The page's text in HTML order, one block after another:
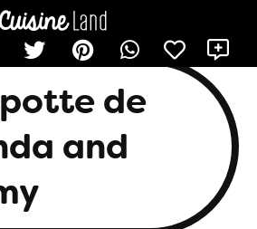
de
and
BASANDA